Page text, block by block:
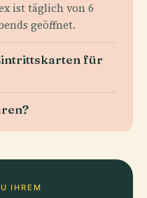
ist täglich von 6
geöffnet.
für
IHREM